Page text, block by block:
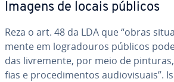
Imagens de locais públicos
Reza o art. 48 da LDA que “obras
mente em lo­gra­dou­ros públicos
das li­vre­mente, por meio de
fias e pro­ce­di­men­tos au­di­o­vi­su­ais”.